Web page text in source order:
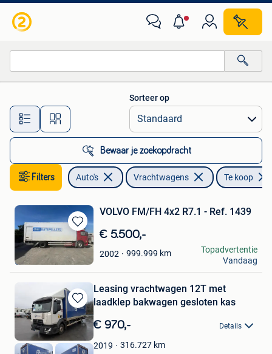
Alle afstanden…
Sorteer op
Bewaar je zoekopdracht
Filters Auto's Vrachtwagens Te koop
Bewaren
in
Mijn
Favorieten
VOLVO FM/FH 4x2 R7.1 - Ref. 1439
€ 5.500,-
2002 999.999 km
Jacalis NV
Oostrozebeke
Topadvertentie
Vandaag
Bewaren
in
Mijn
Favorieten
Leasing vrachtwagen 12T met
laadklep bakwagen gesloten kas
€ 970,- Details
2019 316.727 km